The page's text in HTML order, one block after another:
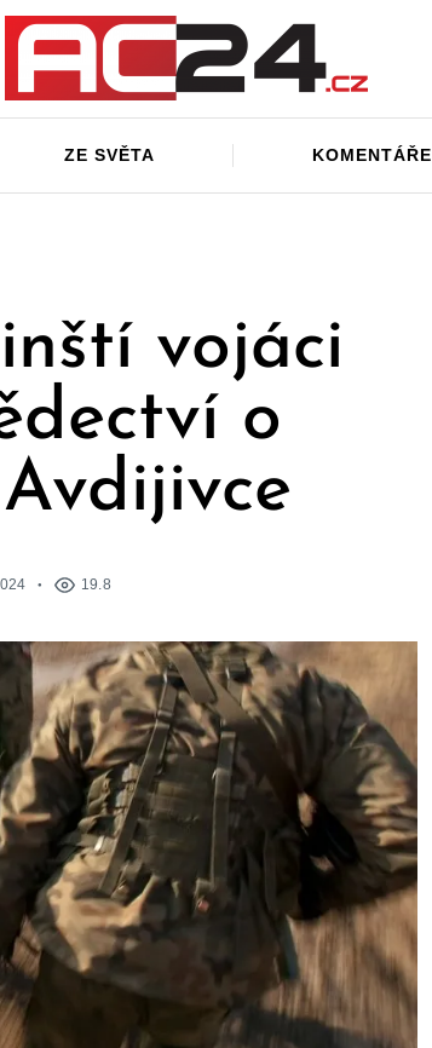
ZE SVĚTA KOMENTÁŘE
vojáci
o
19.8